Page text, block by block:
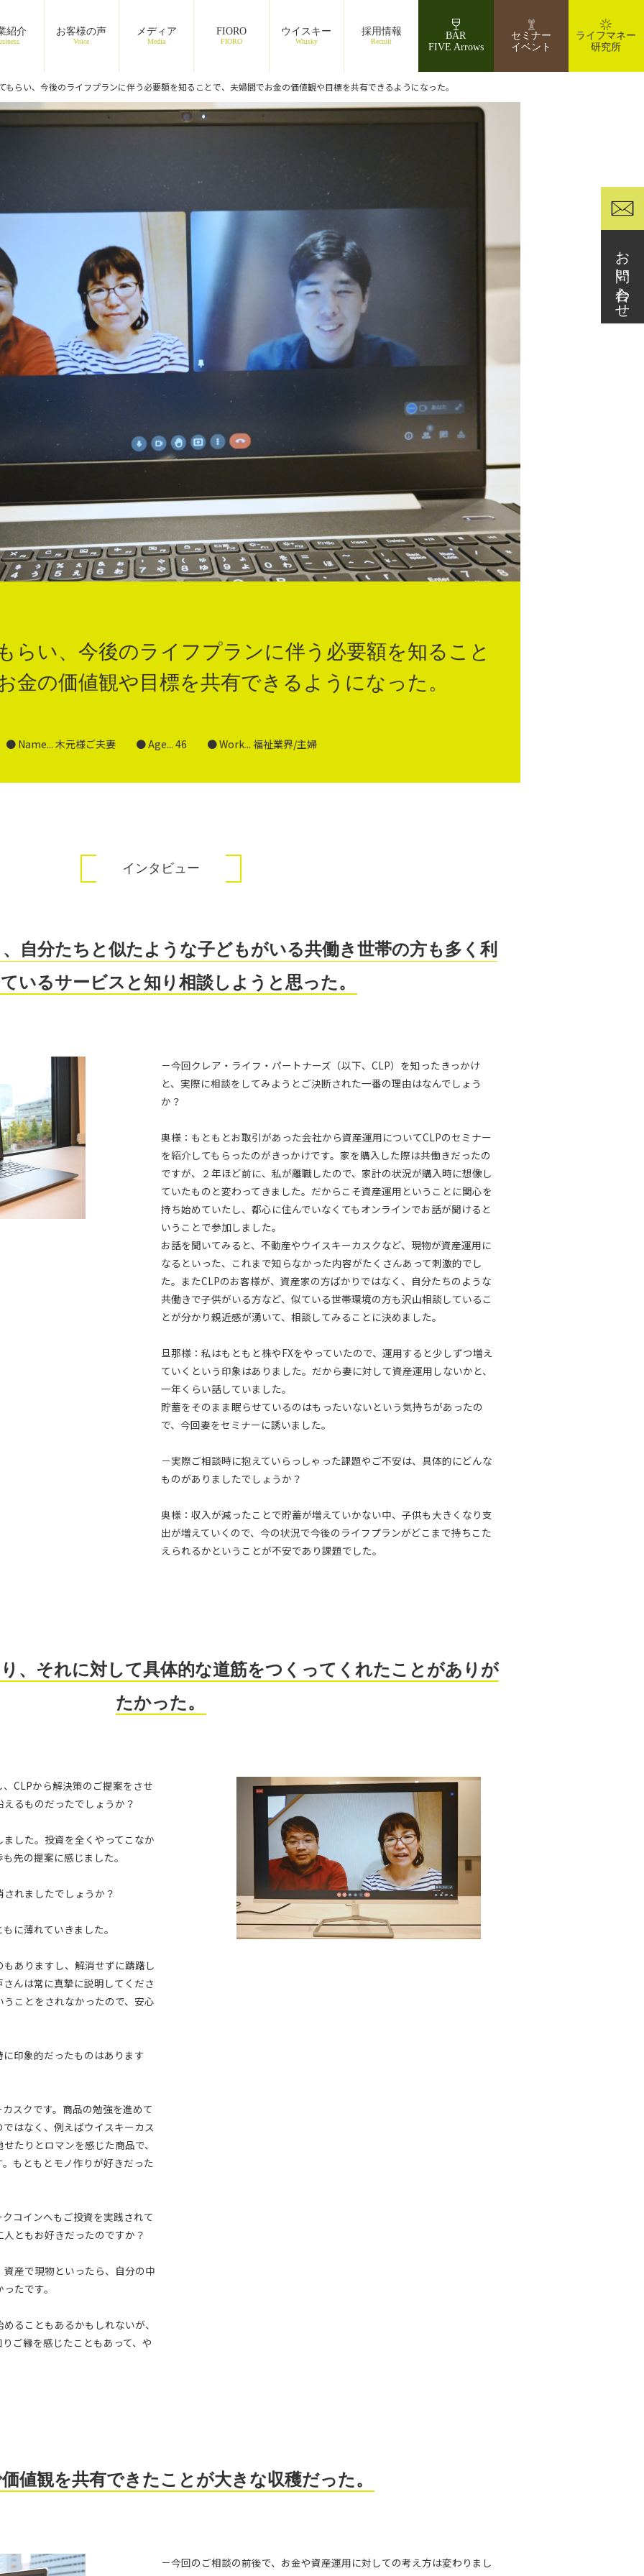
紹介 お客様の声
Voice
メディア
Media
FIORO
FIORO
ウイスキー
Whisky
採用情報
Recruit
BAR
FIVE Arrows
セミナー
イベント
ライフマネー
研究所
お問い合わせ
もらい、今後のライフプランに伴う必要額を知ることで、夫婦間でお金の価値観や目標を共有できるようになった。
らい、今後のライフプランに伴う必要額を知ること
金の価値観や目標を共有できるようになった。
Name... 木元様ご夫妻 Age... 46 Work... 福祉業界/主婦
インタビュー
自分たちと似たような子どもがいる共働き世帯の方も多く利
いるサービスと知り相談しようと思った。
－今回クレア・ライフ・パートナーズ（以下、CLP）を知ったきっかけ
と、実際に相談をしてみようとご決断された一番の理由はなんでしょう
か？
奥様：もともとお取引があった会社から資産運用についてCLPのセミナー
を紹介してもらったのがきっかけです。家を購入した際は共働きだったの
ですが、２年ほど前に、私が離職したので、家計の状況が購入時に想像し
ていたものと変わってきました。だからこそ資産運用ということに関心を
持ち始めていたし、都心に住んでいなくてもオンラインでお話が聞けると
いうことで参加しました。
お話を聞いてみると、不動産やウイスキーカスクなど、現物が資産運用に
なるといった、これまで知らなかった内容がたくさんあって刺激的でし
た。またCLPのお客様が、資産家の方ばかりではなく、自分たちのような
共働きで子供がいる方など、似ている世帯環境の方も沢山相談しているこ
とが分かり親近感が湧いて、相談してみることに決めました。
旦那様：私はもともと株やFXをやっていたので、運用すると少しずつ増え
ていくという印象はありました。だから妻に対して資産運用しないかと、
一年くらい話していました。
貯蓄をそのまま眠らせているのはもったいないという気持ちがあったの
で、今回妻をセミナーに誘いました。
－実際ご相談時に抱えていらっしゃった課題やご不安は、具体的にどんな
ものがありましたでしょうか？
奥様：収入が減ったことで貯蓄が増えていかない中、子供も大きくなり支
出が増えていくので、今の状況で今後のライフプランがどこまで持ちこた
えられるかということが不安であり課題でした。
、それに対して具体的な道筋をつくってくれたことがありが
たかった。
CLPから解決策のご提案をさせ
るものだったでしょうか？
した。投資を全くやってこなか
先の提案に感じました。
れましたでしょうか？
に薄れていきました。
ありますし、解消せずに躊躇し
んは常に真摯に説明してくださ
ことをされなかったので、安心
印象的だったものはあります
スクです。商品の勉強を進めて
はなく、例えばウイスキーカス
たりとロマンを感じた商品で、
もともとモノ作りが好きだった
コインへもご投資を実践されて
ともお好きだったのですか？
産で現物といったら、自分の中
たです。
ることもあるかもしれないが、
ご縁を感じたこともあって、や
値観を共有できたことが大きな収穫だった。
－今回のご相談の前後で、お金や資産運用に対しての考え方は変わりまし